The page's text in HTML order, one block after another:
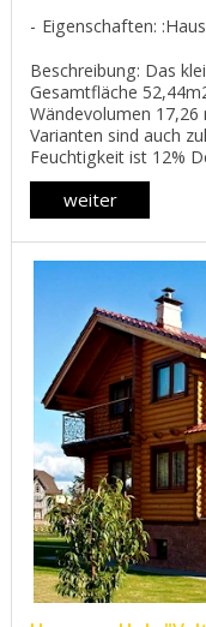
Eigenschaften:
Beschreibung: Das
Gesamtfläche
Wändevolumen
Varianten sind auch
Feuchtigkeit ist 12%
weiter